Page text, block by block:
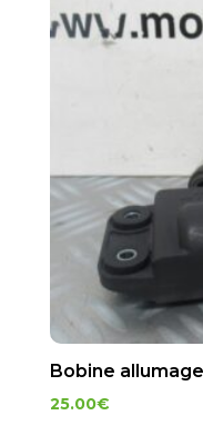
Bobine
25.00€